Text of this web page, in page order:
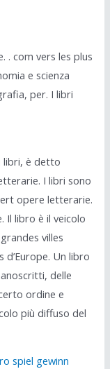
. com vers les plus
e scienza
per. I libri
libri, è detto
I libri sono
opere letterarie.
Il libro è il veicolo
villes
d’Europe. Un libro
delle
ordine e
più diffuso del
spiel gewinn